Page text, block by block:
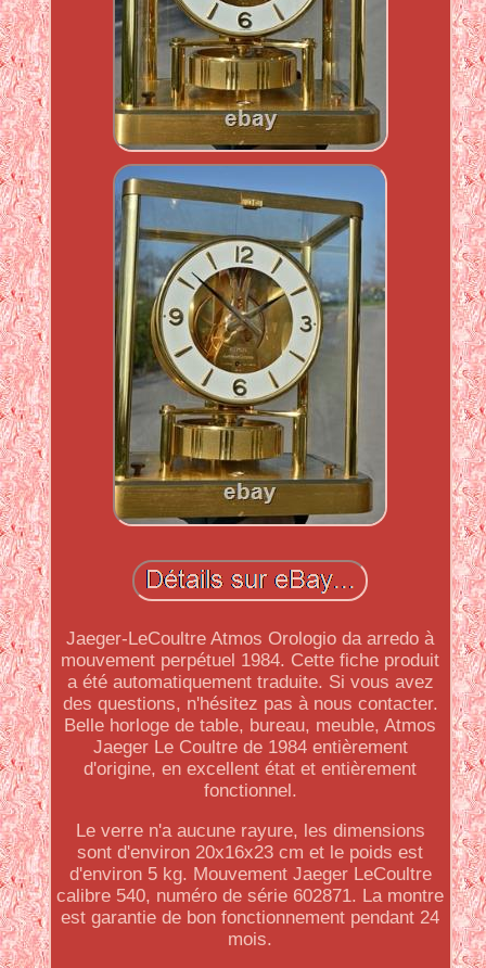
Jaeger-LeCoultre Atmos Orologio da arredo à
mouvement perpétuel 1984. Cette fiche produit
a été automatiquement traduite. Si vous avez
des questions, n'hésitez pas à nous contacter.
Belle horloge de table, bureau, meuble, Atmos
Jaeger Le Coultre de 1984 entièrement
d'origine, en excellent état et entièrement
fonctionnel.
Le verre n'a aucune rayure, les dimensions
sont d'environ 20x16x23 cm et le poids est
d'environ 5 kg. Mouvement Jaeger LeCoultre
calibre 540, numéro de série 602871. La montre
est garantie de bon fonctionnement pendant 24
mois.